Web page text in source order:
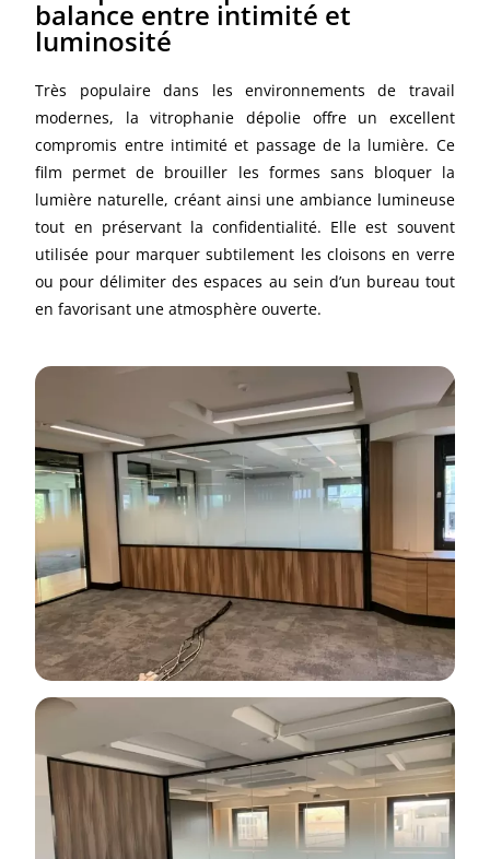
balance entre intimité et
luminosité
Très populaire dans les environnements de travail
modernes, la vitrophanie dépolie offre un excellent
compromis entre intimité et passage de la lumière. Ce
film permet de brouiller les formes sans bloquer la
lumière naturelle, créant ainsi une ambiance lumineuse
tout en préservant la confidentialité. Elle est souvent
utilisée pour marquer subtilement les cloisons en verre
ou pour délimiter des espaces au sein d’un bureau tout
en favorisant une atmosphère ouverte.